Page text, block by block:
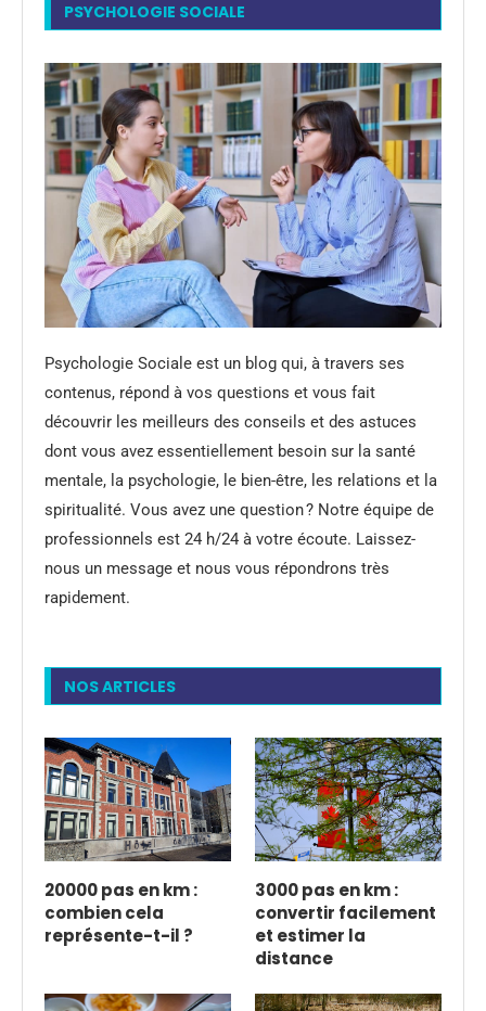
PSYCHOLOGIE SOCIALE
Psychologie Sociale est un blog qui, à travers ses
contenus, répond à vos questions et vous fait
découvrir les meilleurs des conseils et des astuces
dont vous avez essentiellement besoin sur la santé
mentale, la psychologie, le bien-être, les relations et la
spiritualité. Vous avez une question ? Notre équipe de
professionnels est 24 h/24 à votre écoute. Laissez-
nous un message et nous vous répondrons très
rapidement.
NOS ARTICLES
20000 pas en km :
combien cela
représente-t-il ?
3000 pas en km :
convertir facilement
et estimer la
distance